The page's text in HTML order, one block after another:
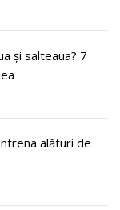
și salteaua? 7
alături de